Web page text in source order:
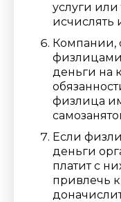
услуги
исчислять
Компании,
деньги на
физлица
Если
деньги
платит с
привлечь к